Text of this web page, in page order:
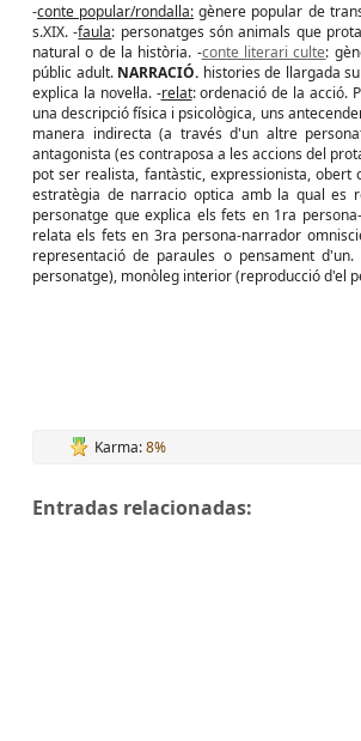
-conte popular/rondalla: gènere popular de
s.XIX. -faula: personatges són animals que
natural o de la història. -conte literari culte:
públic adult. NARRACIÓ. histories de llargada
explica la novel·la. -relat: ordenació de la acció.
una descripció física i psicològica, uns
manera indirecta (a través d'un altre
antagonista (es contraposa a les accions del
pot ser realista, fantàstic, expressionista,
estratègia de narracio optica amb la qual es
personatge que explica els fets en 1ra
relata els fets en 3ra persona-narrador
representació de paraules o pensament
personatge), monòleg interior (reproducció d'el
Karma:8%
Entradas relacionadas: